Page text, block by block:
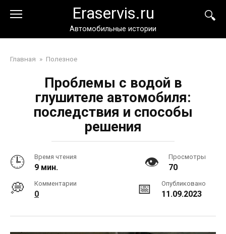
Eraservis.ru
Автомобильные истории
Главная » Полезное
Проблемы с водой в
глушителе автомобиля:
последствия и способы
решения
Время чтения
9 мин.
Просмотры
70
Комментарии
0
Опубликовано
11.09.2023